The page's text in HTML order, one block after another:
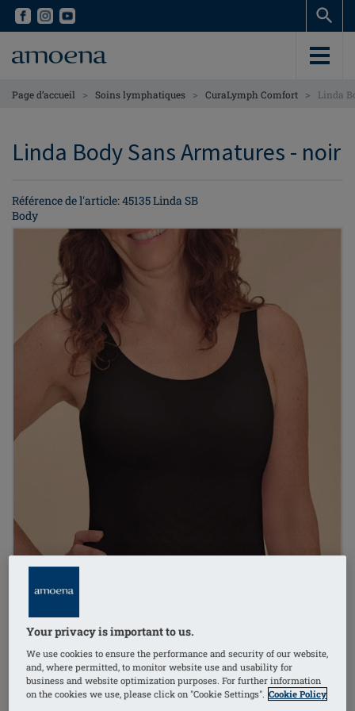
Skip
content
Skip
content
Page d’accueil > Soins lymphatiques > CuraLymph Comfort > Linda
Linda Body Sans Armatures - noir
Référence de l'article: 45135 Linda SB
Body
1/3
Your privacy is important to us.
We use cookies to ensure the performance and security of our website,
and, where permitted, to monitor website use and usability for
business and website optimization purposes. For further information
on the cookies we use, please click on "Cookie Settings". Cookie Policy